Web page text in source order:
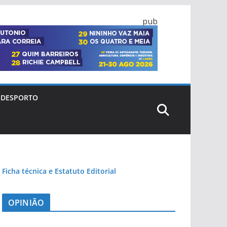
pub
DESPORTO
Ficha técnica e Estatuto Editorial
OPINIÃO